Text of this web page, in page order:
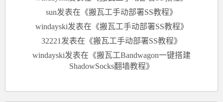
sun发表在《搬瓦工手动部署SS教程》
windayski发表在《搬瓦工手动部署SS教程》
32221 发表在《搬瓦工手动部署SS教程》
windayski发表在《搬瓦工Bandwagon一键搭建
ShadowSocks翻墙教程》